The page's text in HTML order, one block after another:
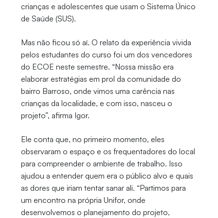
crianças e adolescentes que usam o Sistema Único
de Saúde (SUS).
Mas não ficou só aí. O relato da experiência vivida
pelos estudantes do curso foi um dos vencedores
do ECOE neste semestre. “Nossa missão era
elaborar estratégias em prol da comunidade do
bairro Barroso, onde vimos uma carência nas
crianças da localidade, e com isso, nasceu o
projeto”, afirma Igor.
Ele conta que, no primeiro momento, eles
observaram o espaço e os frequentadores do local
para compreender o ambiente de trabalho. Isso
ajudou a entender quem era o público alvo e quais
as dores que iriam tentar sanar ali. “Partimos para
um encontro na própria Unifor, onde
desenvolvemos o planejamento do projeto,